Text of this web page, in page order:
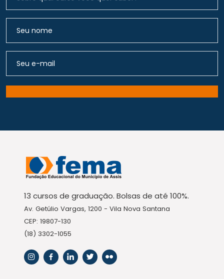
13 cursos de graduação. Bolsas de até 100%.
Av. Getúlio Vargas, 1200 - Vila Nova Santana
CEP: 19807-130
(18) 3302-1055